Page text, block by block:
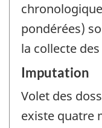
pondérées)
la collecte
Imputation
Volet des
existe quatre